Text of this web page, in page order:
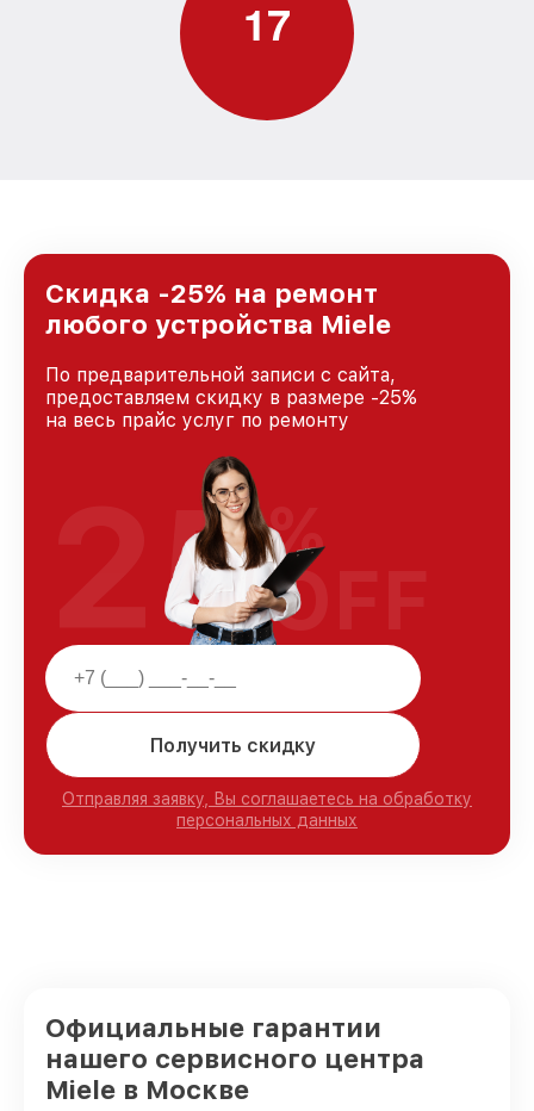
17
Скидка -25% на ремонт
любого устройства Miele
По предварительной записи с сайта,
предоставляем скидку в размере -25%
на весь прайс услуг по ремонту
Получить скидку
Отправляя заявку, Вы соглашаетесь на обработку
персональных данных
25%
OFF
Официальные гарантии
нашего сервисного центра
Miele в Москве